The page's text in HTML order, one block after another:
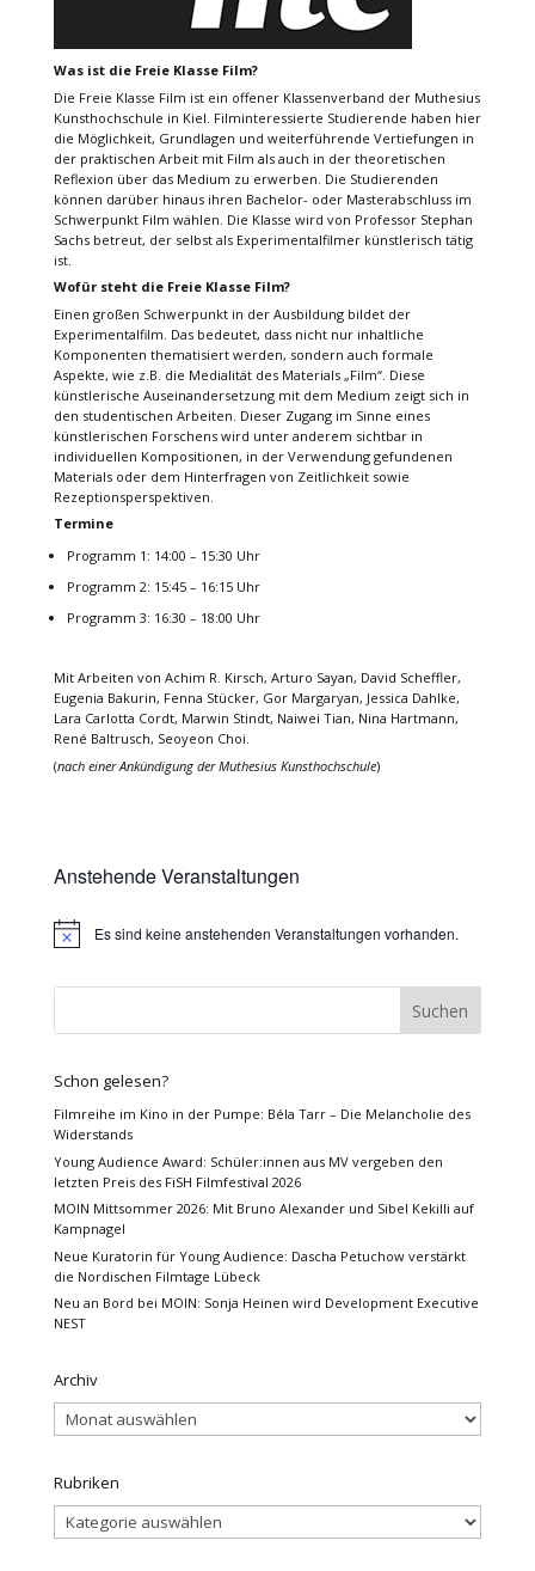
Was ist die Freie Klasse Film?
Die Freie Klasse Film ist ein offener Klassenverband der Muthesius
Kunsthochschule in Kiel. Filminteressierte Studierende haben hier
die Möglichkeit, Grundlagen und weiterführende Vertiefungen in
der praktischen Arbeit mit Film als auch in der theoretischen
Reflexion über das Medium zu erwerben. Die Studierenden
können darüber hinaus ihren Bachelor- oder Masterabschluss im
Schwerpunkt Film wählen. Die Klasse wird von Professor Stephan
Sachs betreut, der selbst als Experimentalfilmer künstlerisch tätig
ist.
Wofür steht die Freie Klasse Film?
Einen großen Schwerpunkt in der Ausbildung bildet der
Experimentalfilm. Das bedeutet, dass nicht nur inhaltliche
Komponenten thematisiert werden, sondern auch formale
Aspekte, wie z.B. die Medialität des Materials „Film“. Diese
künstlerische Auseinandersetzung mit dem Medium zeigt sich in
den studentischen Arbeiten. Dieser Zugang im Sinne eines
künstlerischen Forschens wird unter anderem sichtbar in
individuellen Kompositionen, in der Verwendung gefundenen
Materials oder dem Hinterfragen von Zeitlichkeit sowie
Rezeptionsperspektiven.
Termine
Programm 1: 14:00 – 15:30 Uhr
Programm 2: 15:45 – 16:15 Uhr
Programm 3: 16:30 – 18:00 Uhr
Mit Arbeiten von Achim R. Kirsch, Arturo Sayan, David Scheffler,
Eugenia Bakurin, Fenna Stücker, Gor Margaryan, Jessica Dahlke,
Lara Carlotta Cordt, Marwin Stindt, Naiwei Tian, Nina Hartmann,
René Baltrusch, Seoyeon Choi.
(nach einer Ankündigung der Muthesius Kunsthochschule)
Anstehende Veranstaltungen
HinweisEs sind keine anstehenden Veranstaltungen vorhanden.
Schon gelesen?
Filmreihe im Kino in der Pumpe: Béla Tarr – Die Melancholie des
Widerstands
Young Audience Award: Schüler:innen aus MV vergeben den
letzten Preis des FiSH Filmfestival 2026
MOIN Mittsommer 2026: Mit Bruno Alexander und Sibel Kekilli auf
Kampnagel
Neue Kuratorin für Young Audience: Dascha Petuchow verstärkt
die Nordischen Filmtage Lübeck
Neu an Bord bei MOIN: Sonja Heinen wird Development Executive
NEST
Archiv
Archiv
Rubriken
Rubriken